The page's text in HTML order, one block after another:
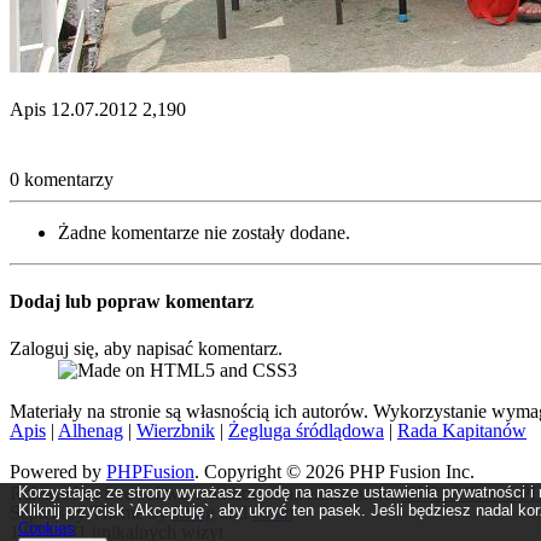
Apis 12.07.2012 2,190
0 komentarzy
Żadne komentarze nie zostały dodane.
Dodaj lub popraw komentarz
Zaloguj się, aby napisać komentarz.
Korzystając ze strony wyrażasz zgodę na nasze ustawienia prywatności
Kliknij przycisk `Akceptuję`, aby ukryć ten pasek. Jeśli będziesz nadal
Cookies
Materiały na stronie są własnością ich autorów. Wykorzystanie
Apis | Alhenag | Wierzbnik | Żegluga śródlądowa | Rada Kapitanów
Powered by PHPFusion. Copyright © 2026 PHP Fusion Inc.
Released as free software without warranties underGNU Affero GPL
Septenary Theme byCraig andChan
1.973.431 unikalnych wizyt